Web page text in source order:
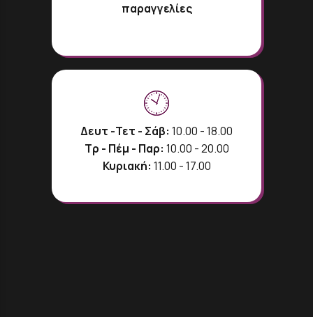
παραγγελίες
Δευτ -Τετ - Σάβ: 10.00 - 18.00
Τρ - Πέμ - Παρ: 10.00 - 20.00
Κυριακή: 11.00 - 17.00